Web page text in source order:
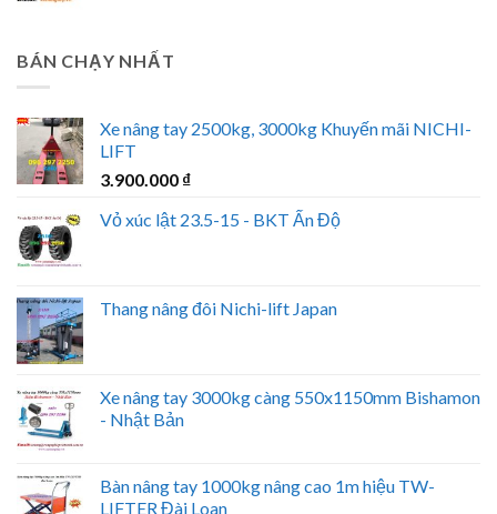
BÁN CHẠY NHẤT
Xe nâng tay 2500kg, 3000kg Khuyến mãi NICHI-
LIFT
3.900.000 ₫
Vỏ xúc lật 23.5-15 - BKT Ấn Độ
Thang nâng đôi Nichi-lift Japan
Xe nâng tay 3000kg càng 550x1150mm Bishamon
- Nhật Bản
Bàn nâng tay 1000kg nâng cao 1m hiệu TW-
LIFTER Đài Loan